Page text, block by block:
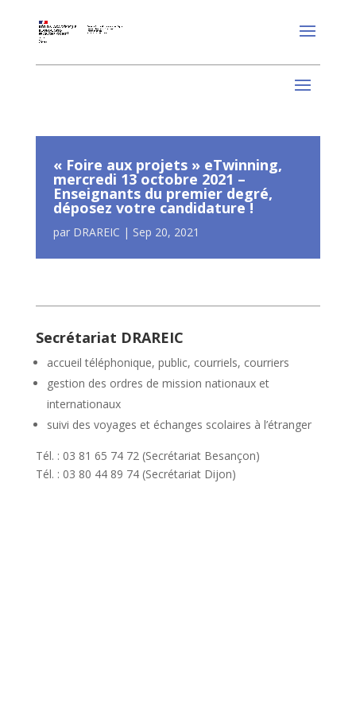
« Foire aux projets » eTwinning,
mercredi 13 octobre 2021 –
Enseignants du premier degré,
déposez votre candidature !
par DRAREIC | Sep 20, 2021
Secrétariat DRAREIC
accueil téléphonique, public, courriels, courriers
gestion des ordres de mission nationaux et
internationaux
suivi des voyages et échanges scolaires à l’étranger
Tél. : 03 81 65 74 72 (Secrétariat Besançon)
Tél. : 03 80 44 89 74 (Secrétariat Dijon)